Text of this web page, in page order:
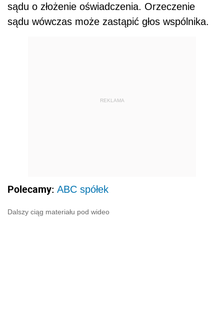
sądu o złożenie oświadczenia. Orzeczenie
sądu wówczas może zastąpić głos wspólnika.
REKLAMA
Polecamy: ABC spółek
Dalszy ciąg materiału pod wideo